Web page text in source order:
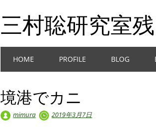
三村聡研究室
Main menu
HOME PROFILE BLOG
境港でカニ
mimura 2019年3月7日